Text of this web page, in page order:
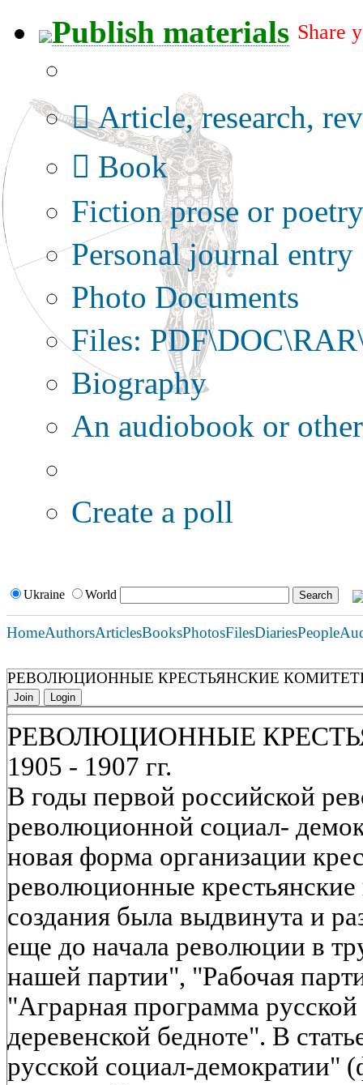
Publish materials Share
Article, research,
Book
Fiction prose or poetry
Personal journal entry
Photo Documents
Files:
Biography
An audiobook or
Create a poll
Ukraine World
HomeAuthorsArticlesBooksPhotosFilesDiariesPeople
РЕВОЛЮЦИОННЫЕ КРЕСТЬЯНСКИЕ КОМИТЕТЫ
Join Login
РЕВОЛЮЦИОННЫЕ
1905 - 1907 гг.
В годы первой российской
революционной социал-
новая форма организации
революционные
создания была выдвинута и
еще до начала революции в
нашей партии", "Рабочая
"Аграрная программа
деревенской бедноте". В
русской социал-демократии"